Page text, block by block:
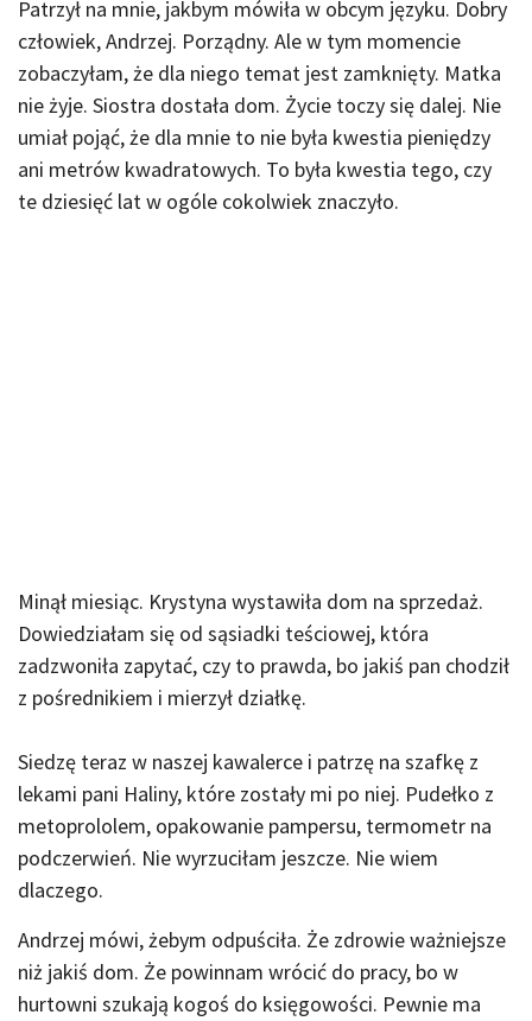
Patrzył na mnie, jakbym mówiła w obcym języku. Dobry
człowiek, Andrzej. Porządny. Ale w tym momencie
zobaczyłam, że dla niego temat jest zamknięty. Matka
nie żyje. Siostra dostała dom. Życie toczy się dalej. Nie
umiał pojąć, że dla mnie to nie była kwestia pieniędzy
ani metrów kwadratowych. To była kwestia tego, czy
te dziesięć lat w ogóle cokolwiek znaczyło.
Minął miesiąc. Krystyna wystawiła dom na sprzedaż.
Dowiedziałam się od sąsiadki teściowej, która
zadzwoniła zapytać, czy to prawda, bo jakiś pan chodził
z pośrednikiem i mierzył działkę.
Siedzę teraz w naszej kawalerce i patrzę na szafkę z
lekami pani Haliny, które zostały mi po niej. Pudełko z
metoprololem, opakowanie pampersu, termometr na
podczerwień. Nie wyrzuciłam jeszcze. Nie wiem
dlaczego.
Andrzej mówi, żebym odpuściła. Że zdrowie ważniejsze
niż jakiś dom. Że powinnam wrócić do pracy, bo w
hurtowni szukają kogoś do księgowości. Pewnie ma